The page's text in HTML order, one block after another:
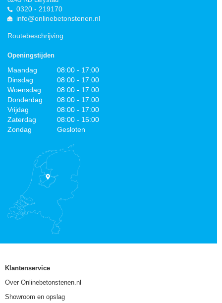
0320 - 219170
info@onlinebetonstenen.nl
Routebeschrijving
Openingstijden
Maandag
08:00 - 17:00
Dinsdag
08:00 - 17:00
Woensdag
08:00 - 17:00
Donderdag
08:00 - 17:00
Vrijdag
08:00 - 17:00
Zaterdag
08:00 - 15:00
Zondag
Gesloten
Klantenservice
Over Onlinebetonstenen.nl
Showroom en opslag